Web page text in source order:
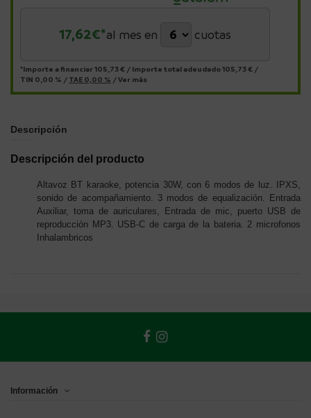
17,62€*al mes en cuotas
*Importe a financiar 105,73 € / Importe total adeudado105,73 € /
TIN 0,00 % / TAE 0,00 % /Ver más
Descripción
Descripción del producto
Altavoz BT karaoke, potencia 30W, con 6 modos de luz. IPXS,
sonido de acompañamiento. 3 modos de equalización. Entrada
Auxiliar, toma de auriculares, Entrada de mic, puerto USB de
reproducción MP3. USB-C de carga de la bateria. 2 microfonos
Inhalambricos
Información